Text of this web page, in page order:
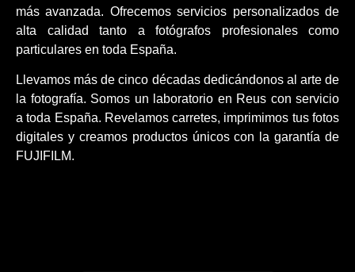
más avanzada. Ofrecemos servicios personalizados de
alta calidad tanto a fotógrafos profesionales como
particulares en toda España.
Llevamos más de cinco décadas dedicándonos al arte de
la fotografía. Somos un laboratorio en Reus con servicio
a toda España. Revelamos carretes, imprimimos tus fotos
digitales y creamos productos únicos con la garantía de
FUJIFILM.